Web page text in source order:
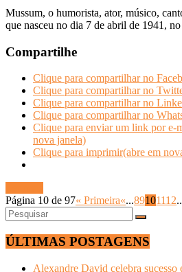
Mussum, o humorista, ator, músico,
que nasceu no dia 7 de abril de 1941,
Compartilhe
Clique para compartilhar no
Clique para compartilhar no
Clique para compartilhar no
Clique para compartilhar no
Clique para enviar um link por e-
nova janela)
Clique para imprimir(abre em
Página 10 de 97« Primeira«...89101112
ÚLTIMAS POSTAGENS
Alexandre David celebra sucesso